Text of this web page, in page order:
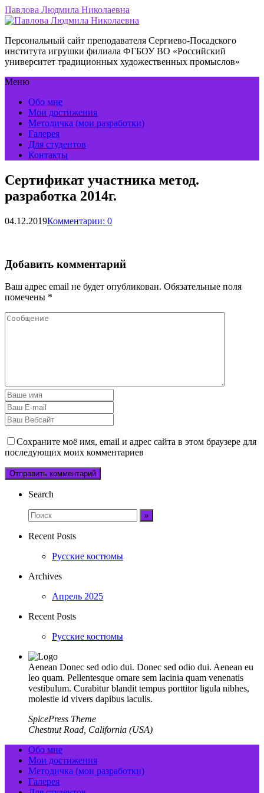
Павлова Людмила Николаевна
Персональный сайт преподавателя Сергиево-Посадского
института игрушки филиала ФГБОУ ВО «Российский
университет традиционных художественных промыслов»
Меню
Обо мне
Мои достижения
Методичка (мои разработки)
Галерея
Для студентов
Контакты
Сертификат участника метод.
разработка 2014г.
04.12.2019Комментарии: 0
Добавить комментарий
Ваш адрес email не будет опубликован. Обязательные поля
помечены *
Сохраните моё имя, email и адрес сайта в этом браузере для
последующих моих комментариев
Search
Recent Posts
Русские костюмы
Archives
Апрель 2025
Recent Posts
Русские костюмы
Aenean Donec sed odio dui. Donec sed odio dui. Aenean eu
leo quam. Pellentesque ornare sem lacinia quam venenatis
vestibulum. Curabitur blandit tempus porttitor ligula nibhes,
molestie id vivers dapibus iaculis.
SpicePress Theme
Chestnut Road, California (USA)
Обо мне
Мои достижения
Методичка (мои разработки)
Галерея